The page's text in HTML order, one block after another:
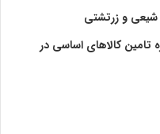
شیعی و زرتشتی
تامین کالاهای اساسی در